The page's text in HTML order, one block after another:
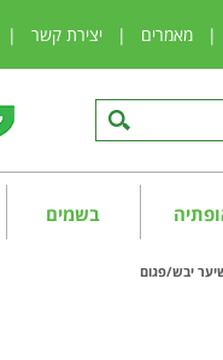
| מאמרים | יצירת קשר |
בשמים
יבש/פגום